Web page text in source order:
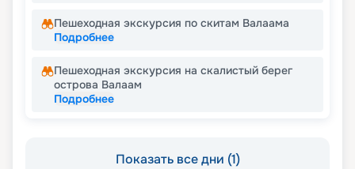
Пешеходная экскурсия по скитам Валаама
Подробнее
Пешеходная экскурсия на скалистый берег
острова Валаам
Подробнее
Показать все дни (1)